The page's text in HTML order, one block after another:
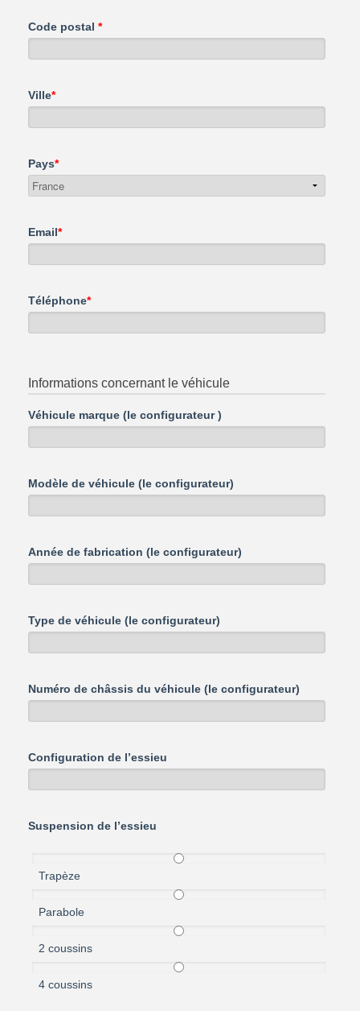
Code postal *
Ville*
Pays*
Email*
Téléphone*
Informations concernant le véhicule
Véhicule marque (le configurateur )
Modèle de véhicule (le configurateur)
Année de fabrication (le configurateur)
Type de véhicule (le configurateur)
Numéro de châssis du véhicule (le configurateur)
Configuration de l’essieu
Suspension de l’essieu
Trapèze
Parabole
2 coussins
4 coussins